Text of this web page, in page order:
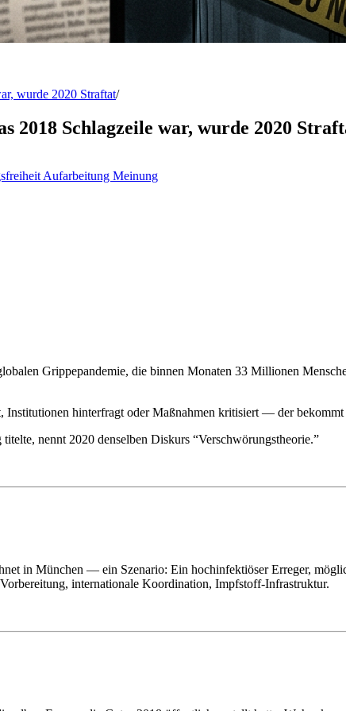
wurde 2020 Straftat/
2018 Schlagzeile war, wurde 2020
Aufarbeitung Meinung
Grippepandemie, die binnen Monaten 33 Millionen
hinterfragt oder Maßnahmen kritisiert — der
nennt 2020 denselben Diskurs “Verschwörungstheorie.”
in München — ein Szenario: Ein hochinfektiöser Erreger,
internationale Koordination, Impfstoff-Infrastruktur.